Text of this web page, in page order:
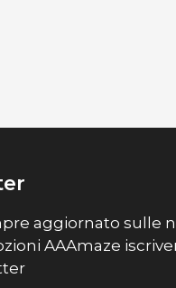
aggiornato sulle
AAAmaze